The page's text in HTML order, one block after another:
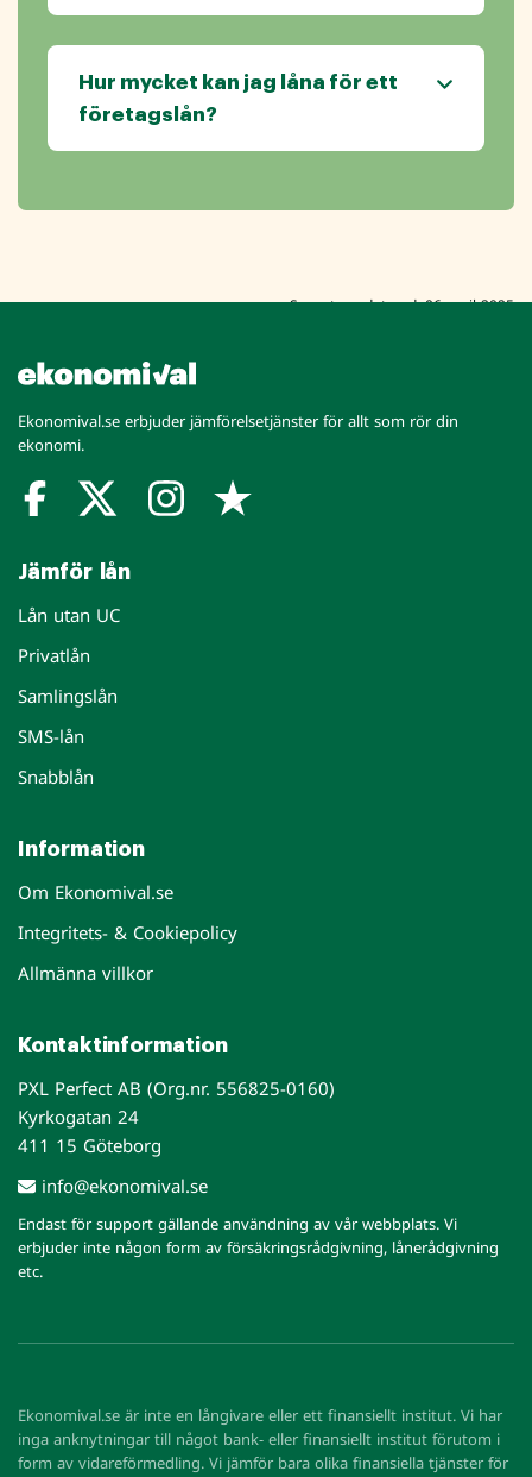
Hur mycket kan jag låna för ett
företagslån?
Senast uppdaterad: 06 april 2025
Ekonomival.se erbjuder jämförelsetjänster för allt som rör din
ekonomi.
Jämför lån
Lån utan UC
Privatlån
Samlingslån
SMS-lån
Snabblån
Information
Om Ekonomival.se
Integritets- & Cookiepolicy
Allmänna villkor
Kontaktinformation
PXL Perfect AB (Org.nr. 556825-0160)
Kyrkogatan 24
411 15 Göteborg
info@ekonomival.se
Endast för support gällande användning av vår webbplats. Vi
erbjuder inte någon form av försäkringsrådgivning, lånerådgivning
etc.
Ekonomival.se är inte en långivare eller ett finansiellt institut. Vi har
inga anknytningar till något bank- eller finansiellt institut förutom i
form av vidareförmedling. Vi jämför bara olika finansiella tjänster för